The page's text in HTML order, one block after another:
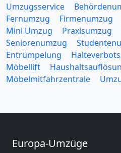
Umzugsservice
Fernumzug
Firmenumzug
Mini Umzug
Praxisumzug
Seniorenumzug
Entrümpelung
Möbellift
Möbelmitfahrzentrale
Europa-Umzüge